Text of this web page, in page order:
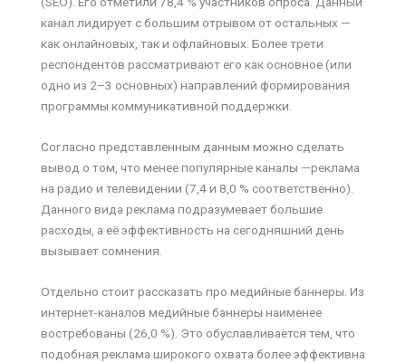
канал лидирует с большим отрывом от остальных —
как онлайновых, так и офлайновых. Более трети
респондентов рассматривают его как основное (или
одно из 2–3 основных) направлений формирования
программы коммуникативной поддержки.
Согласно представленным данным можно сделать
вывод о том, что менее популярные каналы —реклама
на радио и телевидении (7,4 и 8,0 % соответственно).
Данного вида реклама подразумевает большие
расходы, а её эффективность на сегодняшний день
вызывает сомнения.
Отдельно стоит рассказать про медийные баннеры. Из
интернет-каналов медийные баннеры наименее
востребованы (26,0 %). Это обуславливается тем, что
подобная реклама широкого охвата более эффективна